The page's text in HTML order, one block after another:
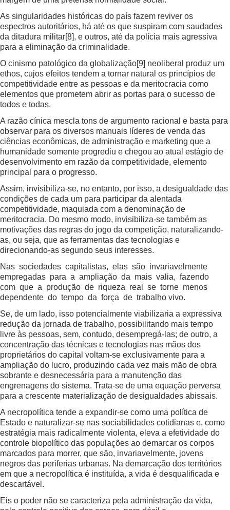
As singularidades históricas do país fazem reviver os
espectros autoritários, há até os que suspiram com saudades
da ditadura militar[8], e outros, até da polícia mais agressiva
para a eliminação da criminalidade.
O cinismo patológico da globalização[9] neoliberal produz um
ethos, cujos efeitos tendem a tornar natural os princípios de
competitividade entre as pessoas e da meritocracia como
elementos que prometem abrir as portas para o sucesso de
todos e todas.
A razão cínica mescla tons de argumento racional e basta para
observar para os diversos manuais líderes de venda das
ciências econômicas, de administração e marketing que a
humanidade somente progrediu e chegou ao atual estágio de
desenvolvimento em razão da competitividade, elemento
principal para o progresso.
Assim, invisibiliza-se, no entanto, por isso, a desigualdade das
condições de cada um para participar da alentada
competitividade, maquiada com a denominação de
meritocracia. Do mesmo modo, invisibiliza-se também as
motivações das regras do jogo da competição, naturalizando-
as, ou seja, que as ferramentas das tecnologias e
direcionando-as segundo seus interesses.
Nas sociedades capitalistas, elas são invariavelmente
empregadas para a ampliação da mais valia, fazendo
com que a produção de riqueza real se torne menos
dependente do tempo da força de trabalho vivo.
Se, de um lado, isso potencialmente viabilizaria a expressiva
redução da jornada de trabalho, possibilitando mais tempo
livre às pessoas, sem, contudo, desempregá-las; de outro, a
concentração das técnicas e tecnologias nas mãos dos
proprietários do capital voltam-se exclusivamente para a
ampliação do lucro, produzindo cada vez mais mão de obra
sobrante e desnecessária para a manutenção das
engrenagens do sistema. Trata-se de uma equação perversa
para a crescente materialização de desigualdades abissais.
A necropolítica tende a expandir-se como uma política de
Estado e naturalizar-se nas sociabilidades cotidianas e, como
estratégia mais radicalmente violenta, eleva a efetividade do
controle biopolítico das populações ao demarcar os corpos
marcados para morrer, que são, invariavelmente, jovens
negros das periferias urbanas. Na demarcação dos territórios
em que a necropolítica é instituída, a vida é desqualificada e
descartável.
Eis o poder não se caracteriza pela administração da vida,